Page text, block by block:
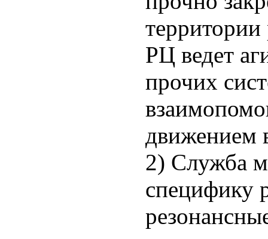
РЦ ведет
прочих
движением
2) Служба
специфику